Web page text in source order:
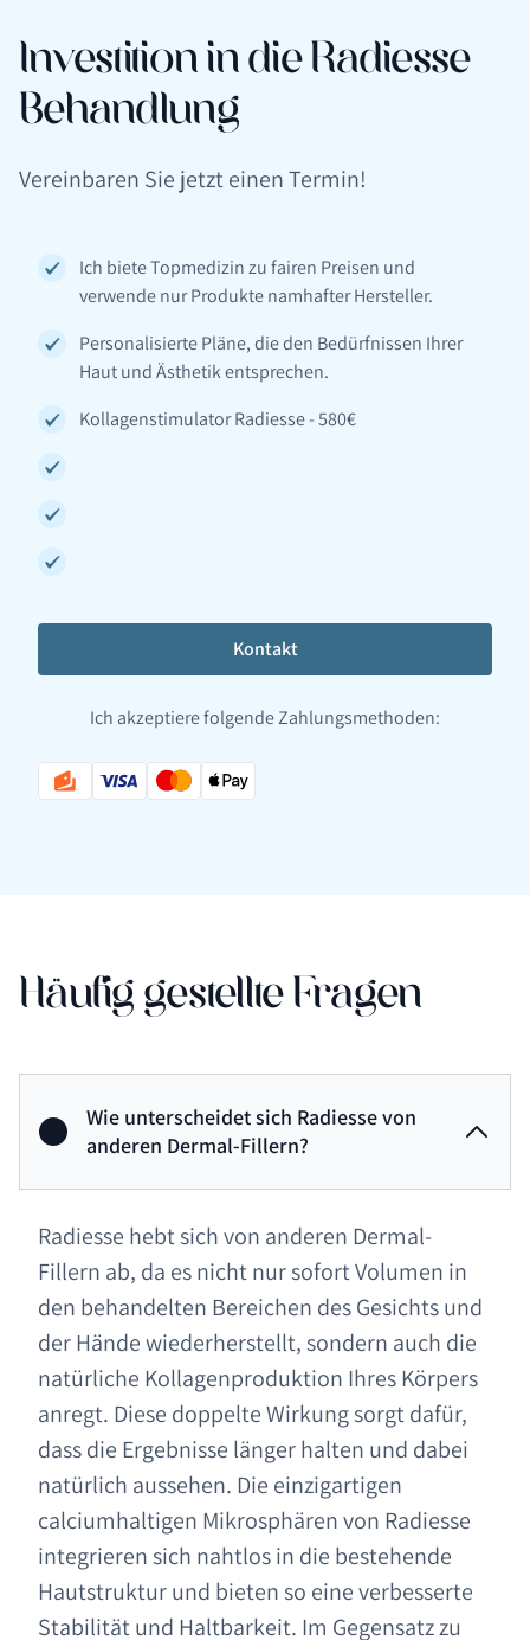
Investition in die Radiesse
Behandlung
Vereinbaren Sie jetzt einen Termin!
Ich biete Topmedizin zu fairen Preisen und
verwende nur Produkte namhafter Hersteller.
Personalisierte Pläne, die den Bedürfnissen Ihrer
Haut und Ästhetik entsprechen.
Kollagenstimulator Radiesse - 580€
Kontakt
Ich akzeptiere folgende Zahlungsmethoden:
Häufig gestellte Fragen
Wie unterscheidet sich Radiesse von
anderen Dermal-Fillern?
Radiesse hebt sich von anderen Dermal-
Fillern ab, da es nicht nur sofort Volumen in
den behandelten Bereichen des Gesichts und
der Hände wiederherstellt, sondern auch die
natürliche Kollagenproduktion Ihres Körpers
anregt. Diese doppelte Wirkung sorgt dafür,
dass die Ergebnisse länger halten und dabei
natürlich aussehen. Die einzigartigen
calciumhaltigen Mikrosphären von Radiesse
integrieren sich nahtlos in die bestehende
Hautstruktur und bieten so eine verbesserte
Stabilität und Haltbarkeit. Im Gegensatz zu